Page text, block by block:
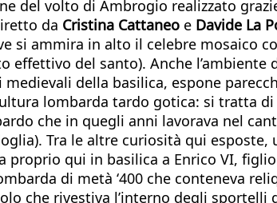
del volto di Ambrogio realizzato
da Cristina Cattaneo e Davide La
si ammira in alto il celebre mosaico
effettivo del santo). Anche
della basilica, espone
lombarda tardo gotica: si tratta
che in quegli anni lavorava nel
Tra le altre curiosità qui
proprio qui in basilica a Enrico VI,
di metà ‘400 che conteneva
che rivestiva l’interno degli